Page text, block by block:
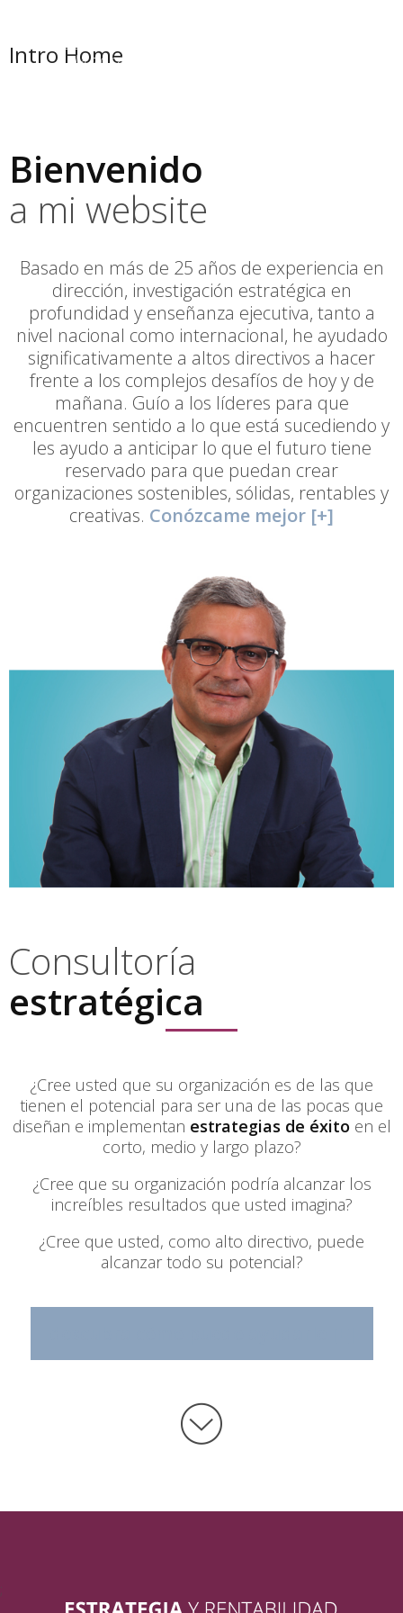
Intro Home
Bienvenido
a mi website
Basado en más de 25 años de experiencia en
dirección, investigación estratégica en
profundidad y enseñanza ejecutiva, tanto a
nivel nacional como internacional, he ayudado
significativamente a altos directivos a hacer
frente a los complejos desafíos de hoy y de
mañana. Guío a los líderes para que
encuentren sentido a lo que está sucediendo y
les ayudo a anticipar lo que el futuro tiene
reservado para que puedan crear
organizaciones sostenibles, sólidas, rentables y
creativas. Conózcame mejor [+]
Consultoría
estratégica
¿Cree usted que su organización es de las que
tienen el potencial para ser una de las pocas que
diseñan e implementan estrategias de éxito en el
corto, medio y largo plazo?
¿Cree que su organización podría alcanzar los
increíbles resultados que usted imagina?
¿Cree que usted, como alto directivo, puede
alcanzar todo su potencial?
;